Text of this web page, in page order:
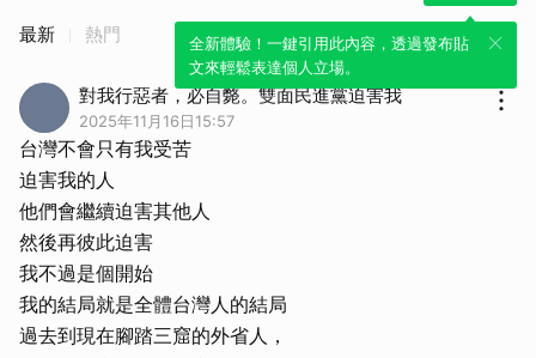
全新體驗！一鍵引用此內容，透過發布貼
文來輕鬆表達個人立場。
最新 熱門
對我行惡者，必自斃。雙面民進黨迫害我
2025年11月16日15:57
台灣不會只有我受苦
迫害我的人
他們會繼續迫害其他人
然後再彼此迫害
我不過是個開始
我的結局就是全體台灣人的結局
過去到現在腳踏三窟的外省人，